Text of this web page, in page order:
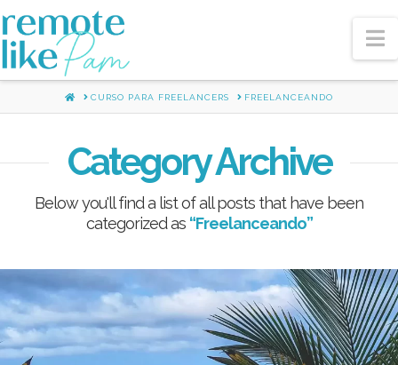
HOMECURSO PARA FREELANCERS FREELANCEANDO
Category Archive
Below you'll find a list of all posts that have been
categorized as “Freelanceando”